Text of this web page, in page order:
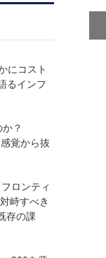
にコスト
るインフ
？
覚から抜
ロンティ
峙すべき
存の課